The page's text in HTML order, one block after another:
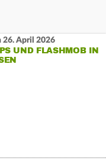
26. April 2026
UND FLASHMOB IN